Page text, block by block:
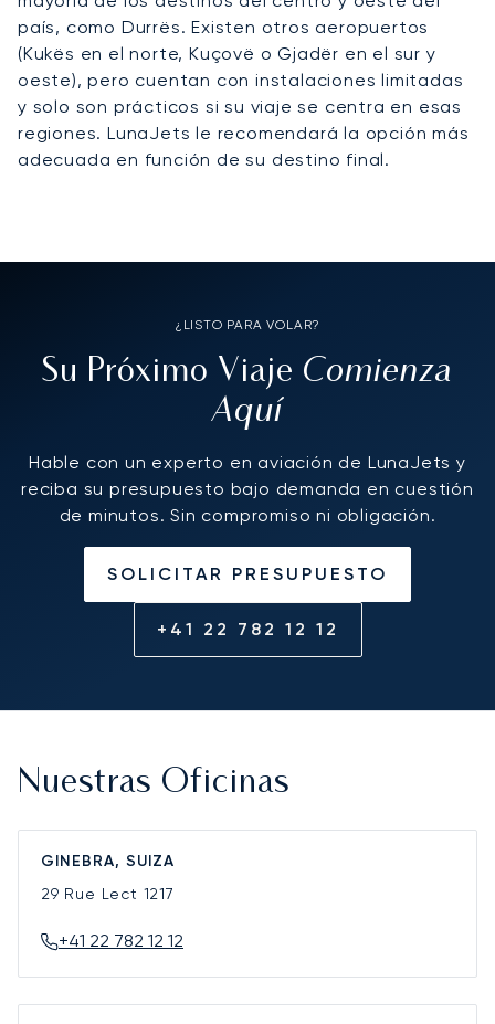
país, como Durrës. Existen otros aeropuertos
(Kukës en el norte, Kuçovë o Gjadër en el sur y
oeste), pero cuentan con instalaciones limitadas
y solo son prácticos si su viaje se centra en esas
regiones. LunaJets le recomendará la opción más
adecuada en función de su destino final.
¿LISTO PARA VOLAR?
Su Próximo Viaje Comienza
Aquí
Hable con un experto en aviación de LunaJets y
reciba su presupuesto bajo demanda en cuestión
de minutos. Sin compromiso ni obligación.
SOLICITAR PRESUPUESTO
+41 22 782 12 12
Nuestras Oficinas
GINEBRA, SUIZA
29 Rue Lect 1217
+41 22 782 12 12